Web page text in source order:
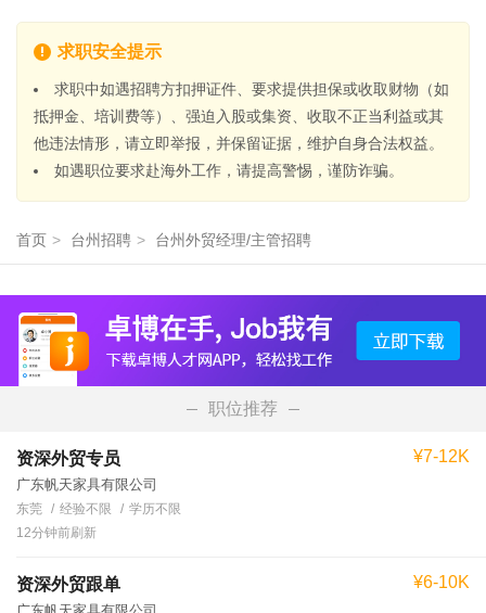
求职安全提示
求职中如遇招聘方扣押证件、要求提供担保或收取财物（如
抵押金、培训费等）、强迫入股或集资、收取不正当利益或其
他违法情形，请立即举报，并保留证据，维护自身合法权益。
如遇职位要求赴海外工作，请提高警惕，谨防诈骗。
首页 > 台州招聘 > 台州外贸经理/主管招聘
职位推荐
资深外贸专员
广东帆天家具有限公司
¥7-12K
东莞 经验不限
学历不限
12分钟前刷新
资深外贸跟单 ¥6-10K